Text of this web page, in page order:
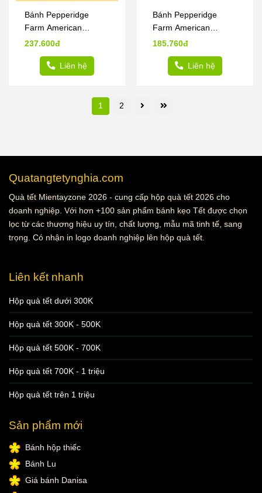
Bánh Pepperidge
Farm American
Signature 412g
237.600đ
Liên hệ
Bánh Pepperidge
Farm American
Goldfish 374g
185.760đ
Liên hệ
1 2
Quatangtetynghia.com
Quà tết Mientayzone 2026 - cung cấp hộp quà tết 2026 cho
doanh nghiệp. Với hơn +100 sản phẩm bánh kẹo Tết được chọn
lọc từ các thương hiệu uy tín, chất lượng, mẫu mã tinh tế, sang
trọng. Có nhận in logo doanh nghiệp lên hộp quà tết.
Liên kết nhanh
Hộp quà tết dưới 300K
Hộp quà tết 300K - 500K
Hộp quà tết 500K - 700K
Hộp quà tết 700K - 1 triệu
Hộp quà tết trên 1 triệu
Sản phẩm mới
Bánh hộp thiếc
Bánh Lu
Giá bánh Danisa